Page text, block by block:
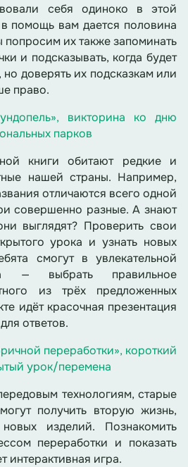
себя одиноко в этой
помощь вам дается половина
попросим их также запоминать
и подсказывать, когда будет
доверять их подсказкам или
право.
викторина ко дню
парков
книги обитают редкие и
нашей страны. Например,
отличаются всего одной
совершенно разные. А знают
выглядят? Проверить свои
урока и узнать новых
смогут в увлекательной
— выбрать правильное
из трёх предложенных
идёт красочная презентация
ответов.
переработки», короткий
урок/перемена
технологиям, старые
получить вторую жизнь,
изделий. Познакомить
переработки и показать
интерактивная игра.